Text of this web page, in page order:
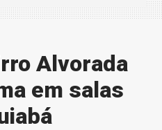
Alvorada
em salas